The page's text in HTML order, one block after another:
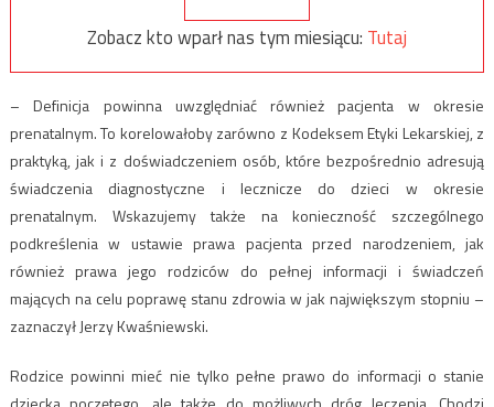
Zobacz kto wparł nas tym miesiącu: Tutaj
– Definicja powinna uwzględniać również pacjenta w okresie
prenatalnym. To korelowałoby zarówno z Kodeksem Etyki Lekarskiej, z
praktyką, jak i z doświadczeniem osób, które bezpośrednio adresują
świadczenia diagnostyczne i lecznicze do dzieci w okresie
prenatalnym. Wskazujemy także na konieczność szczególnego
podkreślenia w ustawie prawa pacjenta przed narodzeniem, jak
również prawa jego rodziców do pełnej informacji i świadczeń
mających na celu poprawę stanu zdrowia w jak największym stopniu –
zaznaczył Jerzy Kwaśniewski.
Rodzice powinni mieć nie tylko pełne prawo do informacji o stanie